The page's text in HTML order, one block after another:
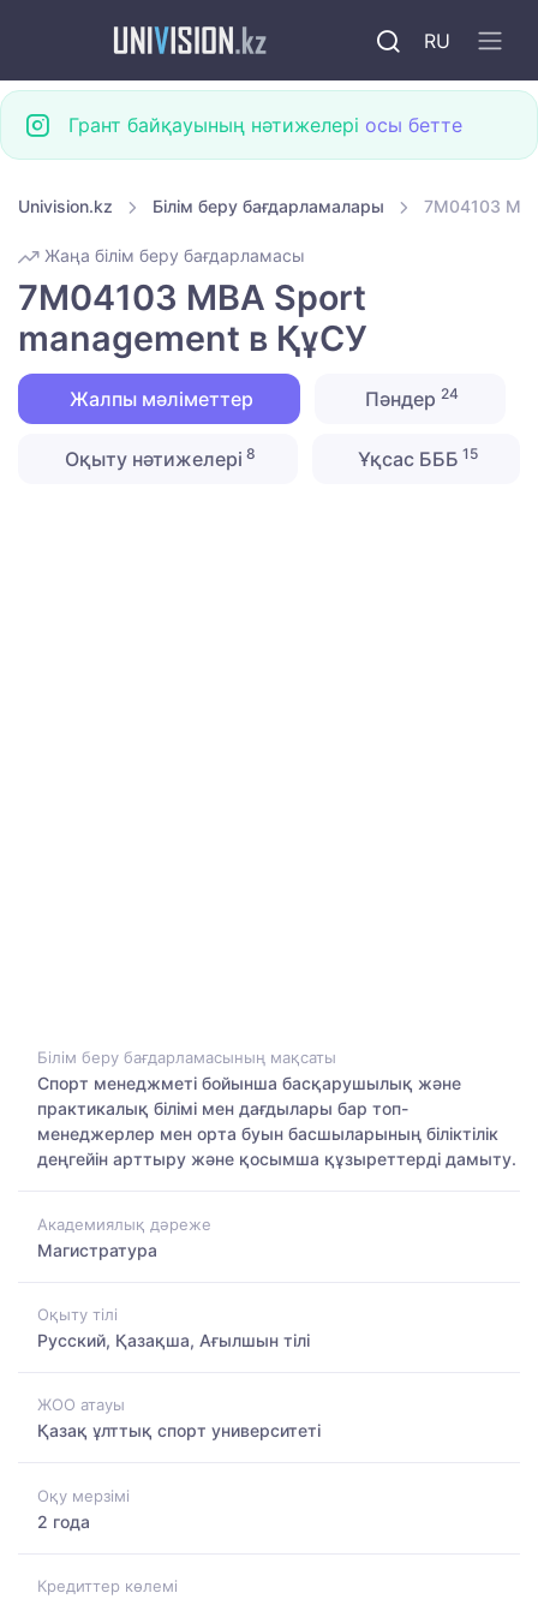
RU
Грант байқауының нәтижелері осы бетте
Univision.kz Білім беру бағдарламалары 7M04103
Жаңа білім беру бағдарламасы
7M04103 MBA Sport
management в ҚұСУ
Жалпы мәліметтер Пәндер24
Оқыту нәтижелері 8 Ұқсас БББ 15
Білім беру бағдарламасының мақсаты
Спорт менеджметі бойынша басқарушылық және
практикалық білімі мен дағдылары бар топ-
менеджерлер мен орта буын басшыларының біліктілік
деңгейін арттыру және қосымша құзыреттерді дамыту.
Академиялық дәреже
Магистратура
Оқыту тілі
Русский, Қазақша, Ағылшын тілі
ЖОО атауы
Қазақ ұлттық спорт университеті
Оқу мерзімі
2 года
Кредиттер көлемі